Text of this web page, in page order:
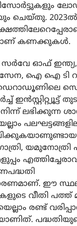
ചെയ്തു. 2023ൽ
കണക്കുകൾ.
ഓഫ് ഇന്ത്യ,
സേന, ഐ ഐ ടി
ഡെറാഡൂണിലെ
ഇൻസ്റ്റിറ്റ്യൂട്ട്
ലഭിക്കുന്ന
യമുനോത്രി
ഈ
വീതി പത്ത്
രണ്ട്